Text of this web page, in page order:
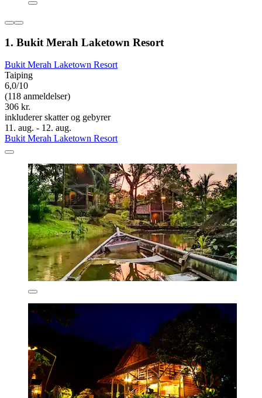
1. Bukit Merah Laketown Resort
Bukit Merah Laketown Resort
Taiping
6,0/10
(118 anmeldelser)
306 kr.
inkluderer skatter og gebyrer
11. aug. - 12. aug.
Bukit Merah Laketown Resort